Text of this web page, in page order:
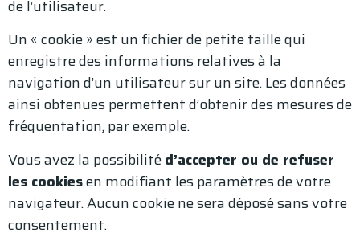
de l’utilisateur.
Un « cookie » est un fichier de petite taille qui
enregistre des informations relatives à la
navigation d’un utilisateur sur un site. Les données
ainsi obtenues permettent d’obtenir des mesures de
fréquentation, par exemple.
Vous avez la possibilitéd’accepter ou de refuser
les cookiesen modifiant les paramètres de votre
navigateur. Aucun cookie ne sera déposé sans votre
consentement.